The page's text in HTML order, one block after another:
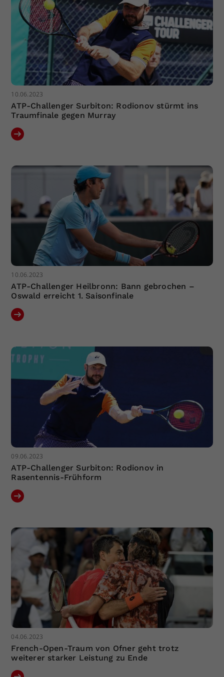
10.06.2023
ATP-Challenger Surbiton: Rodionov stürmt ins
Traumfinale gegen Murray
10.06.2023
ATP-Challenger Heilbronn: Bann gebrochen –
Oswald erreicht 1. Saisonfinale
09.06.2023
ATP-Challenger Surbiton: Rodionov in
Rasentennis-Frühform
04.06.2023
French-Open-Traum von Ofner geht trotz
weiterer starker Leistung zu Ende